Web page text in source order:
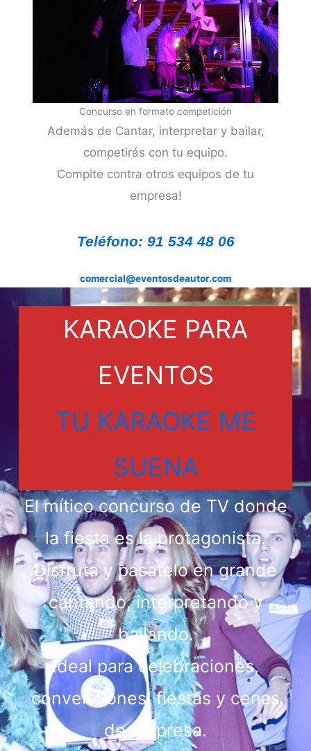
Concurso en formato competición
Además de Cantar, interpretar y bailar,
competirás con tu equipo.
Compite contra otros equipos de tu
empresa!
Teléfono: 91 534 48 06
comercial@eventosdeautor.com
KARAOKE PARA
EVENTOS
TU KARAOKE ME
SUENA
El mítico concurso de TV donde
la fiesta es la protagonista.
Disfruta y pásatelo en grande
cantando, interpretando y
bailando.
Ideal para celebraciones,
convenciones, fiestas y cenas
de empresa.